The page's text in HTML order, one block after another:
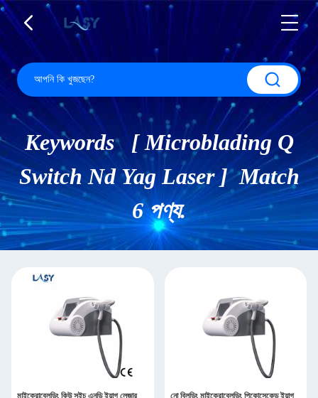
Keywords [ Microblading Q
Switch Nd Yag Laser ] Match
6 পণ্য.
মাইক্রোব্লেডিং কিউ সুইচ এনডি ইয়াগ লেজার
নো ব্লিডিং মাইক্রোব্লেডিং পিকোসেকেন্ড ইয়াগ